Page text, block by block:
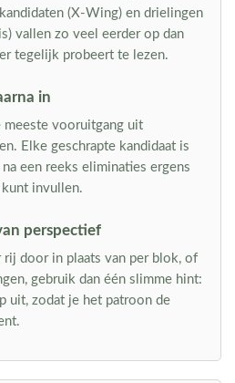
(X-Wing) en drielingen
vallen zo veel eerder op dan
tegelijk probeert te lezen.
in
meeste vooruitgang uit
Elke geschrapte kandidaat is
een reeks eliminaties ergens
invullen.
perspectief
rij door in plaats van per blok, of
gebruik dan één slimme hint:
uit, zodat je het patroon de